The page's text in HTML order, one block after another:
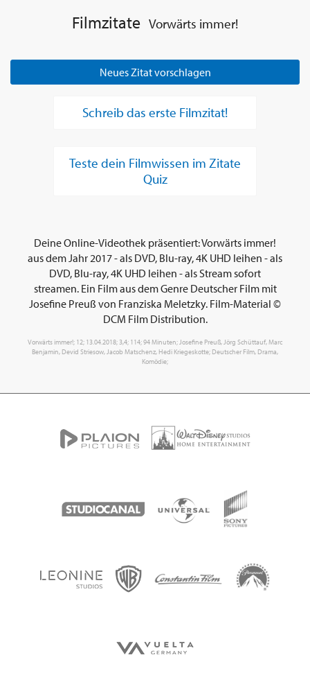
Filmzitate Vorwärts immer!
Neues Zitat vorschlagen
Schreib das erste Filmzitat!
Teste dein Filmwissen im Zitate
Quiz
Deine Online-Videothek präsentiert: Vorwärts immer!
aus dem Jahr 2017 - als DVD, Blu-ray, 4K UHD leihen - als
DVD, Blu-ray, 4K UHD leihen - als Stream sofort
streamen. Ein Film aus dem Genre Deutscher Film mit
Josefine Preuß von Franziska Meletzky. Film-Material ©
DCM Film Distribution.
Vorwärts immer!; 12; 13.04.2018; 3,4; 114; 94 Minuten; Josefine Preuß, Jörg Schüttauf, Marc
Benjamin, Devid Striesow, Jacob Matschenz, Hedi Kriegeskotte; Deutscher Film, Drama,
Komödie;